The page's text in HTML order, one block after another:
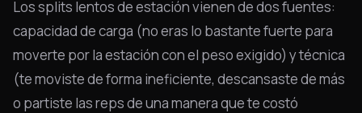
Los splits lentos de estación vienen de dos fuentes:
capacidad de carga (no eras lo bastante fuerte para
moverte por la estación con el peso exigido) y técnica
(te moviste de forma ineficiente, descansaste de más
o partiste las reps de una manera que te costó